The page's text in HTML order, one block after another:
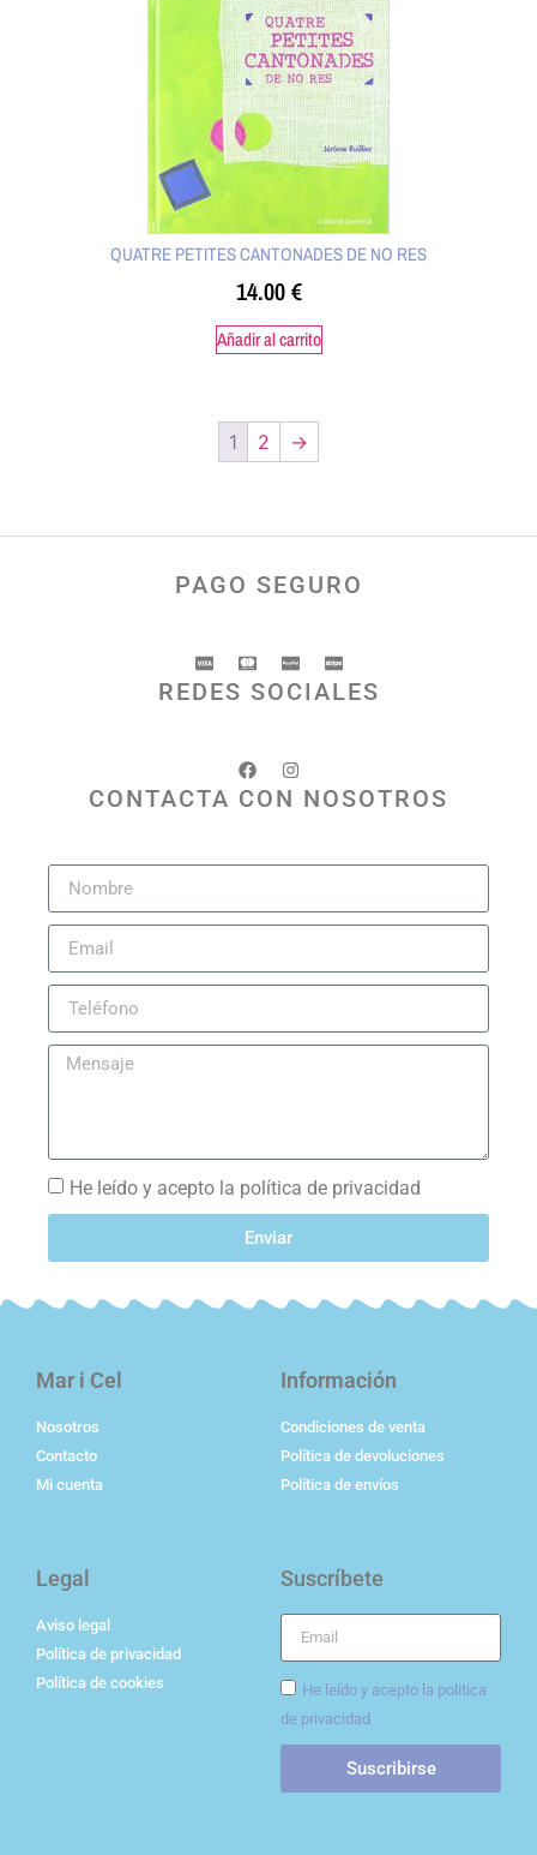
QUATRE PETITES CANTONADES DE NO RES
14.00€
Añadir al carrito
1 2 →
PAGO SEGURO
REDES SOCIALES
CONTACTA CON NOSOTROS
He leído y acepto la política de privacidad
Enviar
Mar i Cel
Nosotros
Contacto
Mi cuenta
Información
Condiciones de venta
Política de devoluciones
Política de envíos
Legal
Aviso legal
Política de privacidad
Política de cookies
Suscríbete
He leído y acepto la politica
de privacidad
Suscribirse